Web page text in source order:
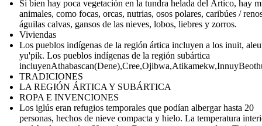
Si bien hay poca vegetación en la tundra helada del Ártico, hay
animales, como focas, orcas, nutrias, osos polares, caribúes /
águilas calvas, gansos de las nieves, lobos, liebres y zorros.
Viviendas
Los pueblos indígenas de la región ártica incluyen a los inuit,
yu'pik. Los pueblos indígenas de la región subártica
TRADICIONES
LA REGIÓN ÁRTICA Y SUBÁRTICA
ROPA E INVENCIONES
Los iglús eran refugios temporales que podían albergar hasta 20
personas, hechos de nieve compacta y hielo. La temperatura